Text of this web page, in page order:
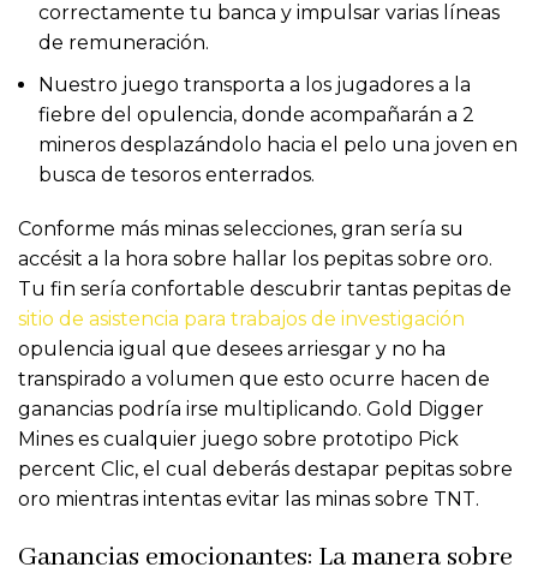
correctamente tu banca y impulsar varias líneas
de remuneración.
Nuestro juego transporta a los jugadores a la
fiebre del opulencia, donde acompañarán a 2
mineros desplazándolo hacia el pelo una joven en
busca de tesoros enterrados.
Conforme más minas selecciones, gran sería su
accésit a la hora sobre hallar los pepitas sobre oro.
Tu fin serí­a confortable descubrir tantas pepitas de
sitio de asistencia para trabajos de investigación
opulencia igual que desees arriesgar y no ha
transpirado a volumen que esto ocurre hacen de
ganancias podría irse multiplicando. Gold Digger
Mines es cualquier juego sobre prototipo Pick
percent Clic, el cual deberás destapar pepitas sobre
oro mientras intentas evitar las minas sobre TNT.
Ganancias emocionantes: La manera sobre